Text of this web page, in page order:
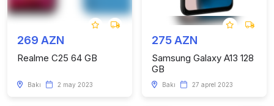
269 AZN
Realme C25 64 GB
Bakı 2 may 2023
275 AZN
Samsung Galaxy A13 128
GB
Bakı 27 aprel 2023